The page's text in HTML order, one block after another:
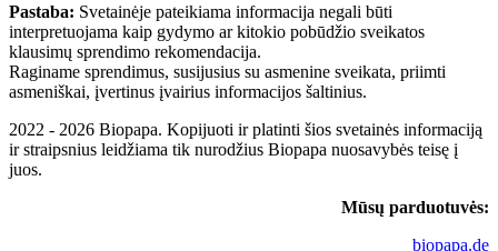
Pastaba: Svetainėje pateikiama informacija negali būti
interpretuojama kaip gydymo ar kitokio pobūdžio sveikatos
klausimų sprendimo rekomendacija.
Raginame sprendimus, susijusius su asmenine sveikata, priimti
asmeniškai, įvertinus įvairius informacijos šaltinius.
2022 - 2026 Biopapa. Kopijuoti ir platinti šios svetainės informaciją
ir straipsnius leidžiama tik nurodžius Biopapa nuosavybės teisę į
juos.
Mūsų parduotuvės:
biopapa.de